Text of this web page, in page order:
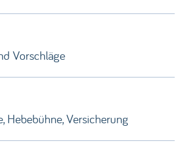
Vorschläge
Hebebühne, Versicherung